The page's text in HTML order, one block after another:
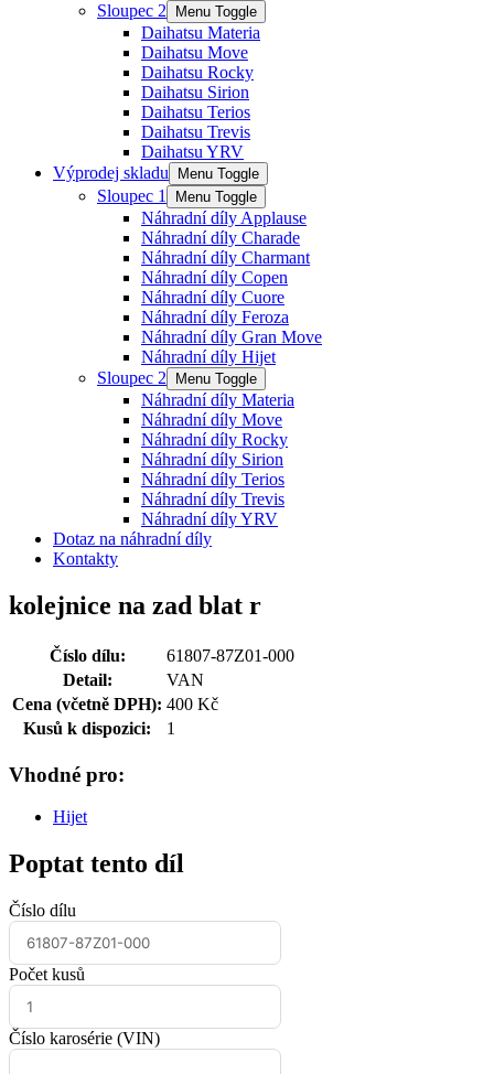
Sloupec 2
Menu Toggle
Daihatsu Materia
Daihatsu Move
Daihatsu Rocky
Daihatsu Sirion
Daihatsu Terios
Daihatsu Trevis
Daihatsu YRV
Výprodej skladu
Menu Toggle
Sloupec 1 Menu Toggle
Náhradní díly Applause
Náhradní díly Charade
Náhradní díly Charmant
Náhradní díly Copen
Náhradní díly Cuore
Náhradní díly Feroza
Náhradní díly Gran Move
Náhradní díly Hijet
Sloupec 2
Menu Toggle
Náhradní díly Materia
Náhradní díly Move
Náhradní díly Rocky
Náhradní díly Sirion
Náhradní díly Terios
Náhradní díly Trevis
Náhradní díly YRV
Dotaz na náhradní díly
Kontakty
kolejnice na zad blat r
Číslo dílu:
61807-87Z01-000
Detail:
VAN
Cena (včetně DPH): 400 Kč
Kusů k dispozici:
1
Vhodné pro:
Hijet
Poptat tento díl
Číslo dílu
Počet kusů
Číslo karosérie (VIN)